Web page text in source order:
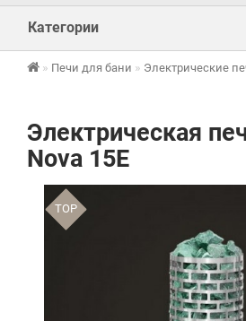
Категории
Печи для бани Электрические
Электрическая
Nova 15E
TOP